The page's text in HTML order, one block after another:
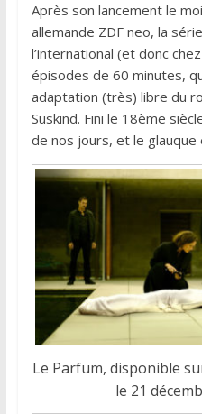
Après son lancement le
allemande ZDF neo, la série
l’international (et donc
épisodes de 60 minutes,
adaptation (très) libre du
Suskind. Fini le 18ème
de nos jours, et le
Le Parfum, disponible
le 21